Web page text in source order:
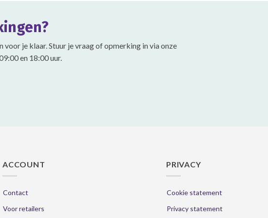
worden
voor je klaar. Stuur je vraag of opmerking in via onze
en 18:00 uur.
ACCOUNT
Contact
Voor retailers
PRIVACY
Cookie statement
Privacy statement